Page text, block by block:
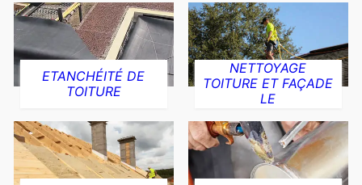
ETANCHÉITÉ DE
TOITURE
NETTOYAGE
TOITURE ET FAÇADE
LE